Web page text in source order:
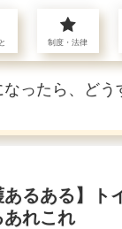
介護のこと〜自分のこと
ったら、どう
あるある】ト
あれこれ
制度・法律